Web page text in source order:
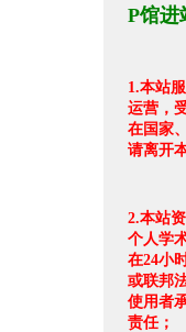
P馆进
1.本站
运营，
在国家
请离开
2.本站
个人学
在24小
或联邦
使用者
责任；